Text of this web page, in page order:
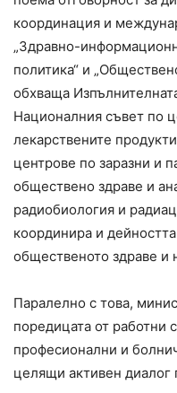
координация и
„Здравно-
политика“ и
обхваща
Националния съвет по
лекарствените
центрове по заразни и
обществено здраве и
радиобиология и
координира и
общественото здраве и
Паралелно с това,
поредицата от работни
професионални и
целящи активен диалог